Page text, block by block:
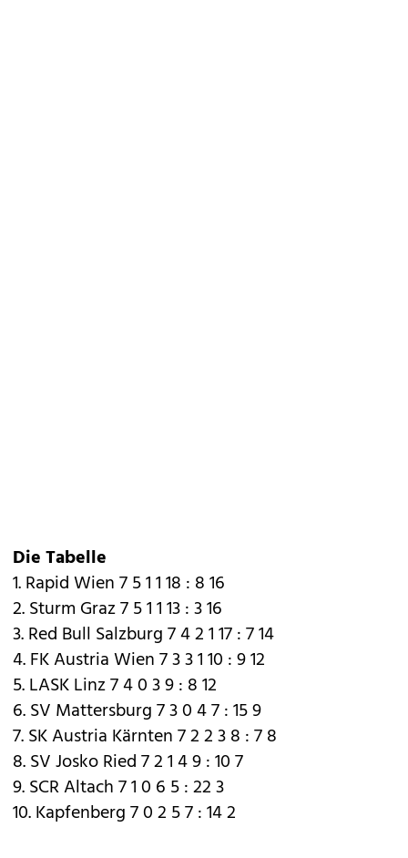
Die Tabelle
1. Rapid Wien 7 5 1 1 18 : 8 16
2. Sturm Graz 7 5 1 1 13 : 3 16
3. Red Bull Salzburg 7 4 2 1 17 : 7 14
4. FK Austria Wien 7 3 3 1 10 : 9 12
5. LASK Linz 7 4 0 3 9 : 8 12
6. SV Mattersburg 7 3 0 4 7 : 15 9
7. SK Austria Kärnten 7 2 2 3 8 : 7 8
8. SV Josko Ried 7 2 1 4 9 : 10 7
9. SCR Altach 7 1 0 6 5 : 22 3
10. Kapfenberg 7 0 2 5 7 : 14 2